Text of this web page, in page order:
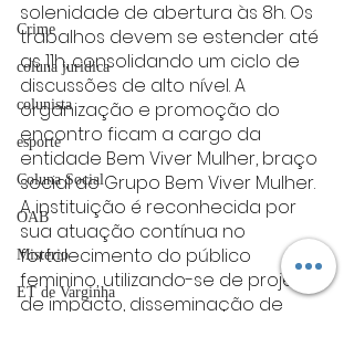
Crime
coluna juridica
colunista
esporte
Coluna Social
OAB
Mistério
ET de Varginha
solenidade de abertura às 8h. Os
trabalhos devem se estender até
as 11h, consolidando um ciclo de
discussões de alto nível. A
organização e promoção do
encontro ficam a cargo da
entidade Bem Viver Mulher, braço
social do Grupo Bem Viver Mulher.
A instituição é reconhecida por
sua atuação contínua no
fortalecimento do público
feminino, utilizando-se de projetos
de impacto, disseminação de